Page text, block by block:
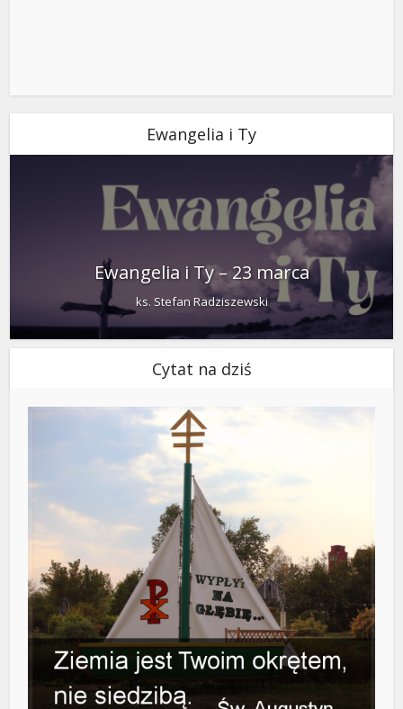
Ewangelia i Ty
Ewangelia i Ty – 23 marca
ks. Stefan Radziszewski
Cytat na dziś